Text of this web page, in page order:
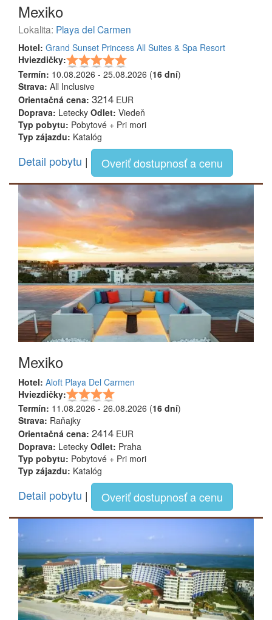
Mexiko
Lokalita: Playa del Carmen
Hotel: Grand Sunset Princess All Suites & Spa Resort
Hviezdičky:
Termín: 10.08.2026 - 25.08.2026 (16 dní)
Strava: All Inclusive
Orientačná cena: 3214 EUR
Doprava: Letecky Odlet: Viedeň
Typ pobytu: Pobytové + Pri mori
Typ zájazdu: Katalóg
Detail pobytu | Overiť dostupnosť a cenu
Mexiko
Hotel: Aloft Playa Del Carmen
Hviezdičky:
Termín: 11.08.2026 - 26.08.2026 (16 dní)
Strava: Raňajky
Orientačná cena: 2414 EUR
Doprava: Letecky Odlet: Praha
Typ pobytu: Pobytové + Pri mori
Typ zájazdu: Katalóg
Detail pobytu | Overiť dostupnosť a cenu